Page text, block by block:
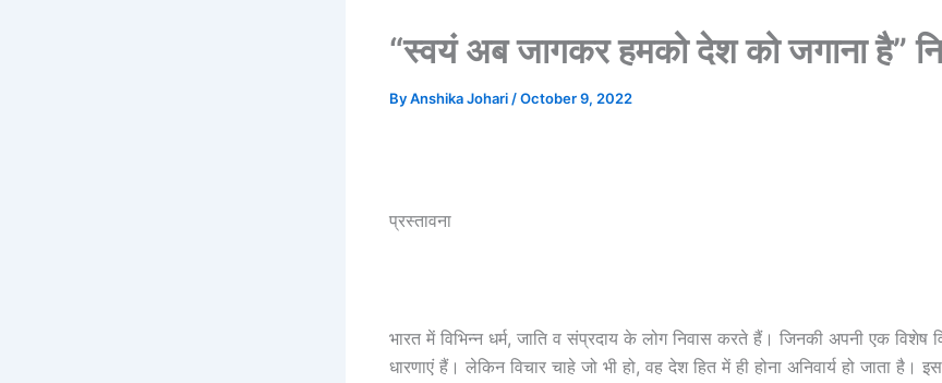
“स्वयं अब जागकर हमको देश को जगाना है”
ByAnshika Johari /October 9, 2022
प्रस्तावना
भारत में विभिन्न धर्म, जाति व संप्रदाय के लोग निवास करते हैं। जिनकी अपनी एक विशेष
धारणाएं हैं। लेकिन विचार चाहे जो भी हो, वह देश हित में ही होना अनिवार्य हो जाता है।